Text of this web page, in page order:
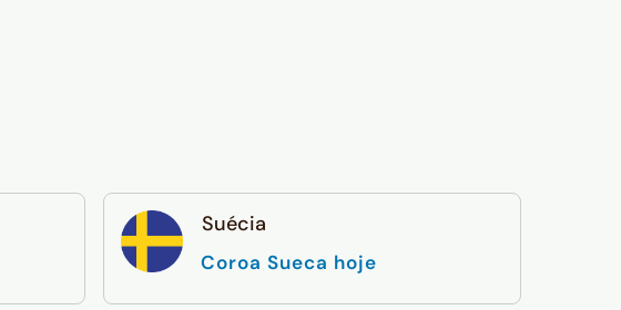
Suécia
Coroa Sueca hoje